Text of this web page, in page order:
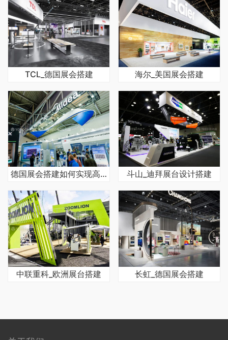
TCL_德国展会搭建 海尔_美国展会搭建
德国展会搭建如何实现高效施工 斗山_迪拜展台设计搭建
中联重科_欧洲展台搭建 长虹_德国展会搭建